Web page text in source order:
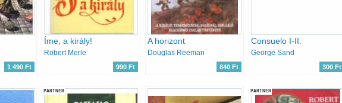
1 490 Ft
Íme, a király!
Robert Merle
990 Ft
A horizont
Douglas Reeman
840 Ft
Consuelo I-II.
George Sand
300 Ft
PARTNER PARTNER